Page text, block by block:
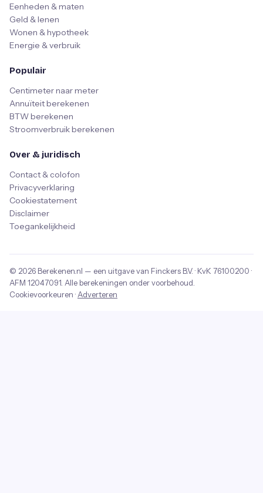
Eenheden & maten
Geld & lenen
Wonen & hypotheek
Energie & verbruik
Populair
Centimeter naar meter
Annuïteit berekenen
BTW berekenen
Stroomverbruik berekenen
Over & juridisch
Contact & colofon
Privacyverklaring
Cookiestatement
Disclaimer
Toegankelijkheid
© 2026 Berekenen.nl — een uitgave van Finckers B.V. · KvK 76100200 ·
AFM 12047091 . Alle berekeningen onder voorbehoud.
Cookievoorkeuren · Adverteren